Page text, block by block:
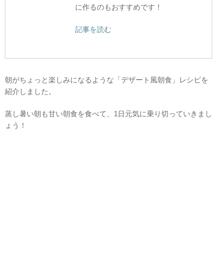
に作るのもおすすめです！
記事を読む
朝がちょっと楽しみになるような「デザート風朝食」レシピを
紹介しました。
蒸し暑い朝も甘い朝食を食べて、1日元気に乗り切っていきまし
ょう！